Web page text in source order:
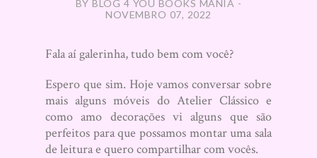
BY BLOG 4 YOU BOOKS MANIA -
NOVEMBRO 07, 2022
Fala aí galerinha, tudo bem com você?
Espero que sim. Hoje vamos conversar sobre
mais alguns móveis do Atelier Clássico e
como amo decorações vi alguns que são
perfeitos para que possamos montar uma sala
de leitura e quero compartilhar com vocês.